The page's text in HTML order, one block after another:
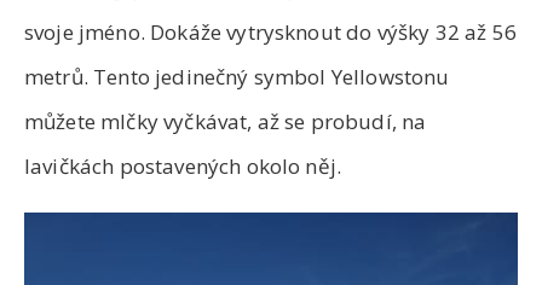
svoje jméno. Dokáže vytrysknout do výšky 32 až 56
metrů. Tento jedinečný symbol Yellowstonu
můžete mlčky vyčkávat, až se probudí, na
lavičkách postavených okolo něj.